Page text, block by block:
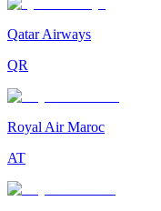
Qatar Airways
QR
Royal Air Maroc
AT